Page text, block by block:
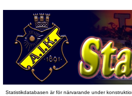
Statistikdatabasen är för närvarande under